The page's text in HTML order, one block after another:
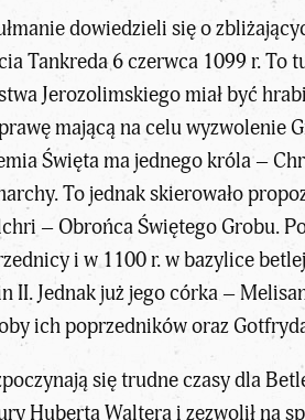
dowiedzieli się o
Tankreda 6 czerwca 1099 r. To
Jerozolimskiego miał być
mającą na celu wyzwolenie
Święta ma jednego króla –
To jednak skierowało
– Obrońca Świętego Grobu.
i w 1100 r. w bazylice
II. Jednak już jego córka –
ich poprzedników oraz
się trudne czasy dla
Huberta Waltera i zezwolił na